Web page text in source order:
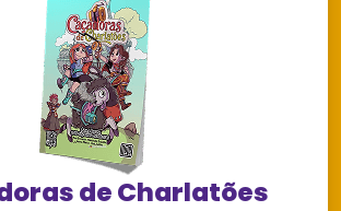
de Charlatões